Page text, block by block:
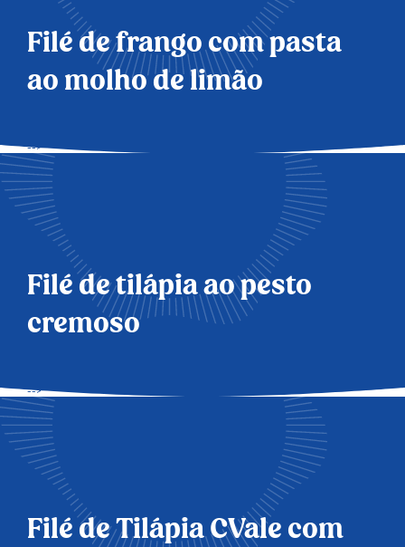
Filé de frango com pasta
ao molho de limão
-->
Filé de tilápia ao pesto
cremoso
-->
Filé de Tilápia CVale com